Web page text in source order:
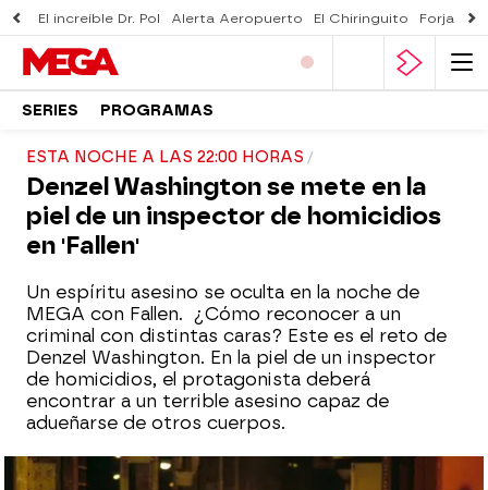
El increíble Dr. Pol Alerta Aeropuerto El Chiringuito Forjado
SERIES PROGRAMAS
ESTA NOCHE A LAS 22:00 HORAS
Denzel Washington se mete en la
piel de un inspector de homicidios
en 'Fallen'
Un espíritu asesino se oculta en la noche de
MEGA con Fallen. ¿Cómo reconocer a un
criminal con distintas caras? Este es el reto de
Denzel Washington. En la piel de un inspector
de homicidios, el protagonista deberá
encontrar a un terrible asesino capaz de
adueñarse de otros cuerpos.